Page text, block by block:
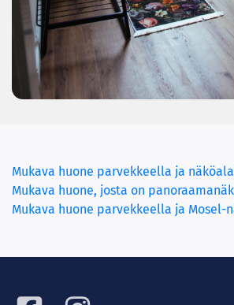
Mukava huone parvekkeella ja
Mukava huone, josta on
Mukava huone parvekkeella ja Mosel-